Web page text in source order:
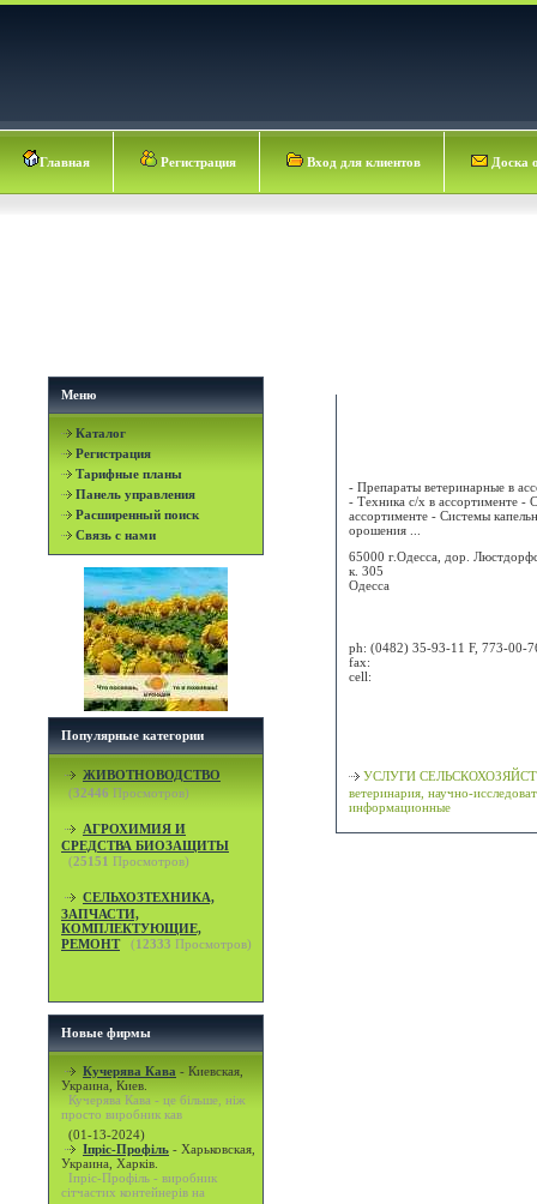
Главная Регистрация Вход для клиентов Доска
Меню
Каталог
Регистрация
Тарифные планы
Панель управления
Расширенный поиск
Связь с нами
Популярные категории
ЖИВОТНОВОДСТВО
(32446 Просмотров)
АГРОХИМИЯ И
СРЕДСТВА БИОЗАЩИТЫ
(25151 Просмотров)
СЕЛЬХОЗТЕХНИКА,
ЗАПЧАСТИ,
КОМПЛЕКТУЮЩИЕ,
РЕМОНТ
(12333 Просмотров)
Новые фирмы
Кучерява Кава - Киевская,
Украина, Киев.
Кучерява Кава - це більше, ніж
просто виробник кав
(01-13-2024)
Іпріс-Профіль - Харьковская,
Украина, Харків.
Іпріс-Профіль - виробник
сітчастих контейнерів на
- Препараты ветеринарные в
- Техника с/х в ассортименте -
ассортименте - Системы
орошения ...
65000 г.Одесса, дор.
к. 305
Одесса
ph: (0482) 35-93-11 F, 773-00-
fax:
cell:
УСЛУГИ
ветеринария, научно-
информационные